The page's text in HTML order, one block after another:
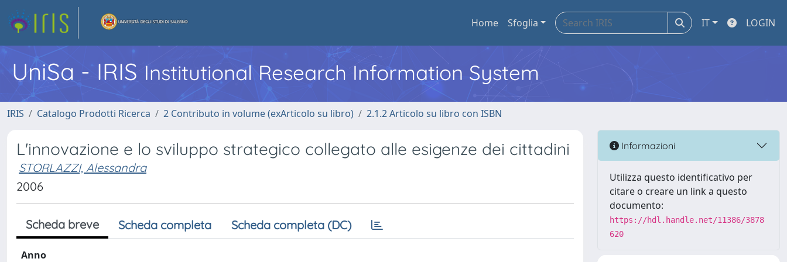
Home Sfoglia IT LOGIN
UniSa - IRIS Institutional Research Information System
IRIS Catalogo Prodotti Ricerca 2 Contributo in volume (exArticolo su libro) 2.1.2 Articolo su libro con ISBN
L'innovazione e lo sviluppo strategico collegato alle esigenze dei cittadini
STORLAZZI, Alessandra
2006
Scheda breve Scheda completa Scheda completa (DC)
Anno
Informazioni
Utilizza questo identificativo per
citare o creare un link a questo
documento:
https://hdl.handle.net/11386/3878
620